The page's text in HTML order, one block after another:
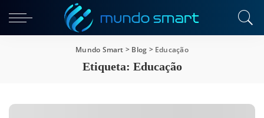
Mundo Smart > Blog > Educação
Etiqueta: Educação